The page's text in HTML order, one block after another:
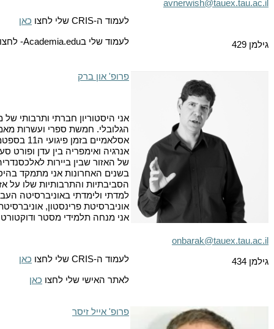
avnerwish@tauex.tau.ac.il
גילמן 429
לעמוד ה-CRIS שלי לחצו כאן
לעמוד שלי בAcademia.edu
-
onbarak@tauex.tau.ac.il
גילמן 434
פרופ' און ברק
אני היסטוריון חברתי ותרבותי
הגלובלי. חמשת ספרי ועשרות
אנרגיה ואימפריה בין עדן
של האזור שבין ביירות
בשנים האחרונות אני מתמקד
הסביבתיות והתרבותיות שלו על
למדתי ולימדתי באוניברסיטה
אוניברסיטת פרינסטון,
אני מנחה תלמידי מסטר ודוקטורט
לעמוד ה-CRIS שלי לחצו כאן
לאתר האישי שלי לחצו כאן
פרופ' אייל זיסר